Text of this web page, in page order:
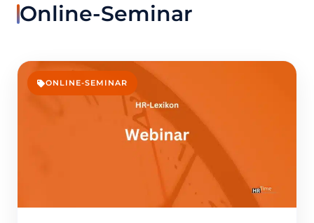
Online-Seminar
ONLINE-SEMINAR